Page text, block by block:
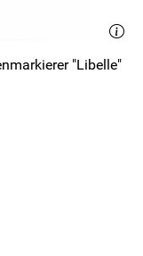
Handgefertigte Maschenmarkierer "Libelle"